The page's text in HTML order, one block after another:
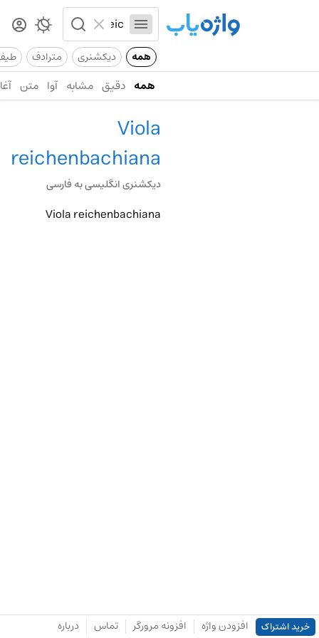
همه دیکشنری مترادف
همه دقیق مشابه آوا متن
Viola
reichenbachiana
دیکشنری انگلیسی به فارسی
Viola reichenbachiana
خرید اشتراک افزودن واژه افزونه مرورگر تماس درباره